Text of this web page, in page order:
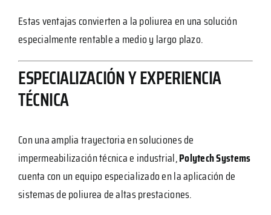
Estas ventajas convierten a la poliurea en una solución
especialmente rentable a medio y largo plazo.
ESPECIALIZACIÓN Y EXPERIENCIA
TÉCNICA
Con una amplia trayectoria en soluciones de
impermeabilización técnica e industrial,Polytech Systems
cuenta con un equipo especializado en la aplicación de
sistemas de poliurea de altas prestaciones.